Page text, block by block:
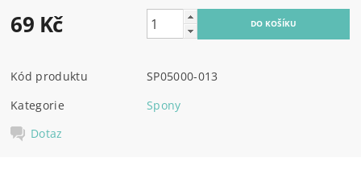
69 Kč
Kód produktu
SP05000-013
Kategorie
Spony
Dotaz